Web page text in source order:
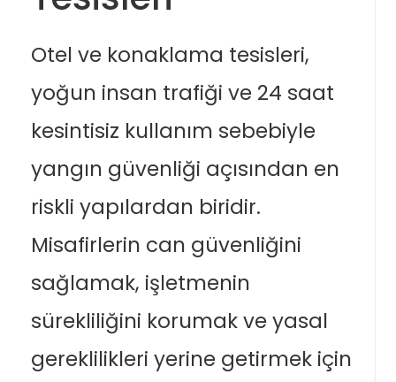
Otel ve konaklama tesisleri,
yoğun insan trafiği ve 24 saat
kesintisiz kullanım sebebiyle
yangın güvenliği açısından en
riskli yapılardan biridir.
Misafirlerin can güvenliğini
sağlamak, işletmenin
sürekliliğini korumak ve yasal
gereklilikleri yerine getirmek için